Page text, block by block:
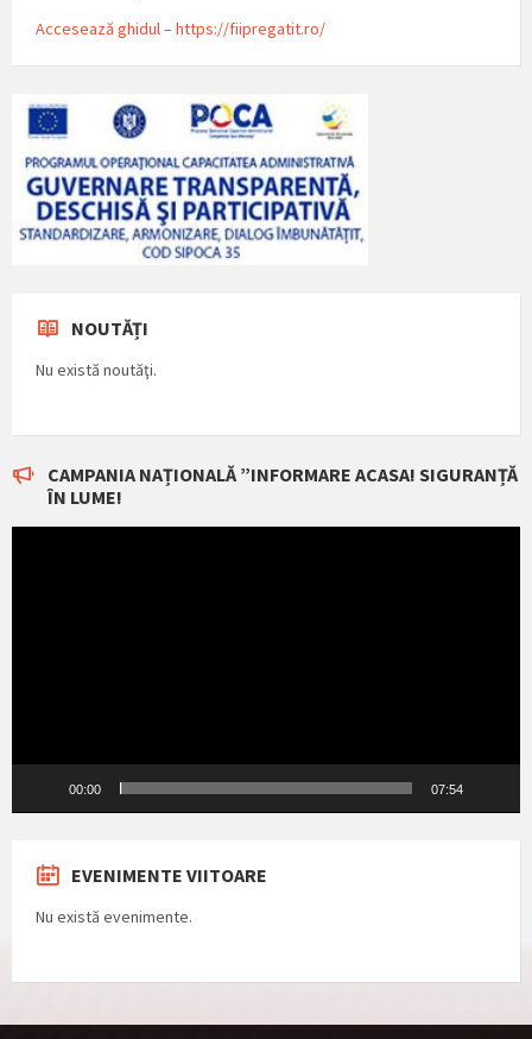
Accesează ghidul – https://fiipregatit.ro/
NOUTĂȚI
Nu există noutăţi.
CAMPANIA NAȚIONALĂ ”INFORMARE ACASA! SIGURANȚĂ
ÎN LUME!
00:00 07:54
EVENIMENTE VIITOARE
Nu există evenimente.